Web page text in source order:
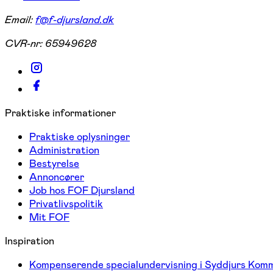
Email:f@f-djursland.dk
CVR-nr: 65949628
Praktiske informationer
Praktiske oplysninger
Administration
Bestyrelse
Annoncører
Job hos FOF Djursland
Privatlivspolitik
Mit FOF
Inspiration
Kompenserende specialundervisning i Syddjurs